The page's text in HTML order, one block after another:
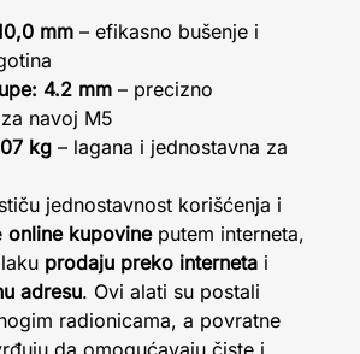
mm – efikasno bušenje i
4.2 mm – precizno
navoj M5
kg – lagana i jednostavna za
jednostavnost korišćenja i
online kupovineputem interneta,
prodaju preko interneta i
adresu. Ovi alati su postali
radionicama, a povratne
da omogućavaju čiste i